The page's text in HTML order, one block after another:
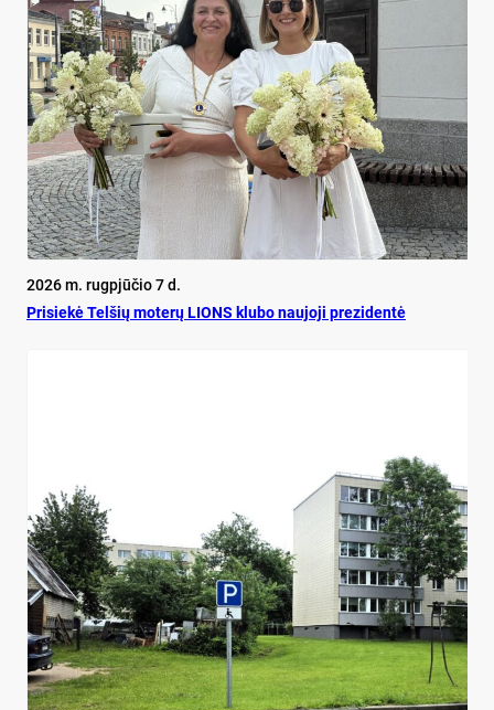
2026 m. rugpjūčio 7 d.
Pri­siekė Tel­šių mo­terų LIONS klu­bo nau­jo­ji pre­zi­dentė